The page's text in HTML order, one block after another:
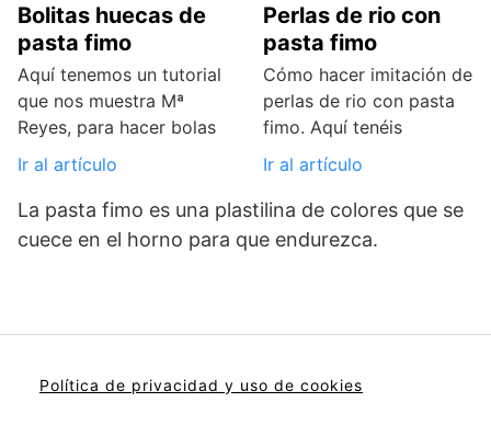
Bolitas huecas de
pasta fimo
Aquí tenemos un tutorial
que nos muestra Mª
Reyes, para hacer bolas
Ir al artículo
Perlas de rio con
pasta fimo
Cómo hacer imitación de
perlas de rio con pasta
fimo. Aquí tenéis
Ir al artículo
La pasta fimo es una plastilina de colores que se
cuece en el horno para que endurezca.
Política de privacidad y uso de cookies